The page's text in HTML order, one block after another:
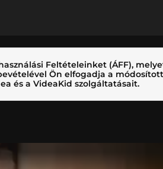
Feltételeinket (ÁFF),
Ön elfogadja a
és a VideaKid szolgáltatásait.